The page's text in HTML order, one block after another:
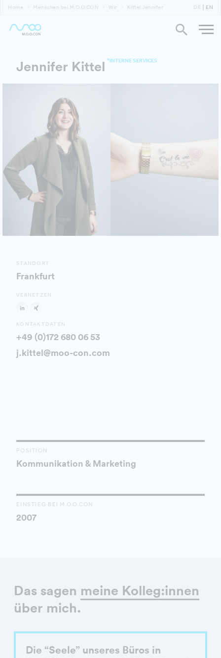
Home Menschen bei M.O.O.CON Wir Kittel Jennifer DE EN
Jennifer Kittel *INTERNE SERVICES
STANDORT
Frankfurt
VERNETZEN
KONTAKTDATEN
+49 (0)172 680 06 53
j.kittel@moo-con.com
POSITION
Kommunikation & Marketing
EINSTIEG BEI M.O.O.CON
2007
Das sagen meine Kolleg:innen
über mich.
Die “Seele” unseres Büros in